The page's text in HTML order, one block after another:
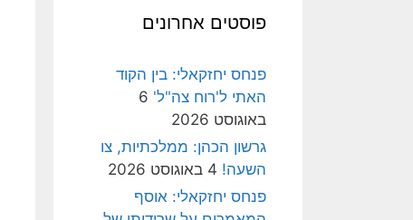
פוסטים אחרונים
פנחס יחזקאלי: בין הקוד
האתי ל'רוח צה"ל' 6
באוגוסט 2026
גרשון הכהן: ממלכתיות, צו
השעה! 4 באוגוסט 2026
פנחס יחזקאלי: אוסף